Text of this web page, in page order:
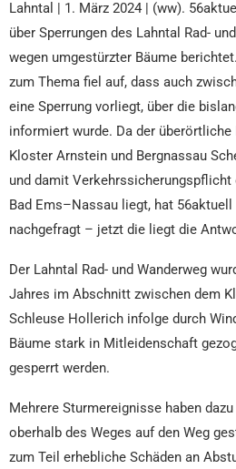
Lahntal | 1. März 2024 | (ww).
über Sperrungen des Lahntal Rad-
wegen umgestürzter Bäume
zum Thema fiel auf, dass auch
eine Sperrung vorliegt, über die
informiert wurde. Da der
Kloster Arnstein und Bergnassau
und damit Verkehrssicherungspflicht
Bad Ems–Nassau liegt, hat
nachgefragt – jetzt die liegt die
Der Lahntal Rad- und Wanderweg
Jahres im Abschnitt zwischen dem
Schleuse Hollerich infolge durch
Bäume stark in Mitleidenschaft
gesperrt werden.
Mehrere Sturmereignisse haben
oberhalb des Weges auf den Weg
zum Teil erhebliche Schäden an